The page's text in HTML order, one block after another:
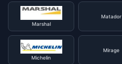
Marshal
Matador
Michelin
Mirage